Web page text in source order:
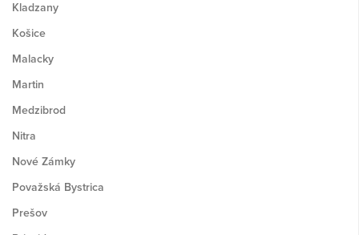
Kladzany
Košice
Malacky
Martin
Medzibrod
Nitra
Nové Zámky
Považská Bystrica
Prešov